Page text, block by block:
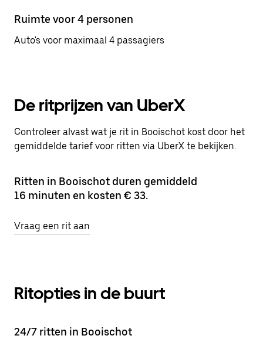
Ruimte voor 4 personen
Auto's voor maximaal 4 passagiers
De ritprijzen van UberX
Controleer alvast wat je rit in Booischot kost door het
gemiddelde tarief voor ritten via UberX te bekijken.
Ritten in Booischot duren gemiddeld
16 minuten en kosten € 33.
Vraag een rit aan
Ritopties in de buurt
24/7 ritten in Booischot